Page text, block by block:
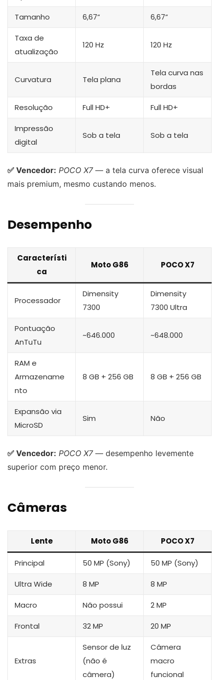
Tamanho 6,67” 6,67”
Taxa de
atualização
120 Hz 120 Hz
Curvatura Tela plana
Tela curva nas
bordas
Resolução Full HD+ Full HD+
Impressão
digital
Sob a tela Sob a tela
✅ Vencedor: POCO X7— a tela curva oferece visual
mais premium, mesmo custando menos.
Desempenho
Característi
ca
Moto G86 POCO X7
Processador
Dimensity
7300
Dimensity
7300 Ultra
Pontuação
AnTuTu
~646.000 ~648.000
RAM e
Armazename
nto
8 GB + 256 GB 8 GB + 256 GB
Expansão via
MicroSD
Sim Não
✅ Vencedor: POCO X7— desempenho levemente
superior com preço menor.
Câmeras
Lente Moto G86 POCO X7
Principal 50 MP (Sony) 50 MP (Sony)
Ultra Wide 8 MP 8 MP
Macro Não possui 2 MP
Frontal 32 MP 20 MP
Extras
Sensor de luz
(não é
câmera)
Câmera
macro
funcional